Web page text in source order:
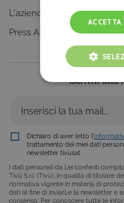
L'azienda
Press Area
Iscriviti alla
Dichiaro di aver letto l’
trattamento dei miei dati
newsletter tivùsat
I dati personali da Lei conferiti
Tivù S.r.l. (Tivù), in qualità di titolare
normativa vigente in materia di
dati al fine di inviarLe la newsletter e
consenso. Per conoscere tutte le
COOKIE
COOKIE
COOKIE DI